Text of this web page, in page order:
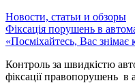
Новости, статьи и обзоры
Фіксація порушень в
«Посміхайтесь, Вас знімає
Контроль за швидкістю
фіксації правопорушень